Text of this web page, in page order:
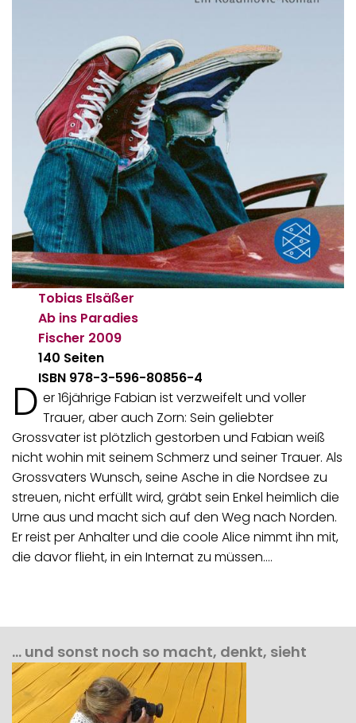
Tobias Elsäßer
Ab ins Paradies
Fischer 2009
140 Seiten
ISBN 978-3-596-80856-4
D er 16jährige Fabian ist verzweifelt und voller
Trauer, aber auch Zorn: Sein geliebter
Grossvater ist plötzlich gestorben und Fabian weiß
nicht wohin mit seinem Schmerz und seiner Trauer. Als
Grossvaters Wunsch, seine Asche in die Nordsee zu
streuen, nicht erfüllt wird, gräbt sein Enkel heimlich die
Urne aus und macht sich auf den Weg nach Norden.
Er reist per Anhalter und die coole Alice nimmt ihn mit,
die davor flieht, in ein Internat zu müssen.…
… und sonst noch so macht, denkt, sieht